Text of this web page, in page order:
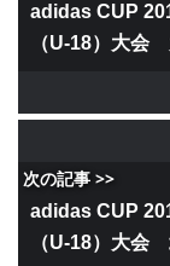
adidas CUP
（U-18）大会
次の記事 >>
adidas CUP
（U-18）大会